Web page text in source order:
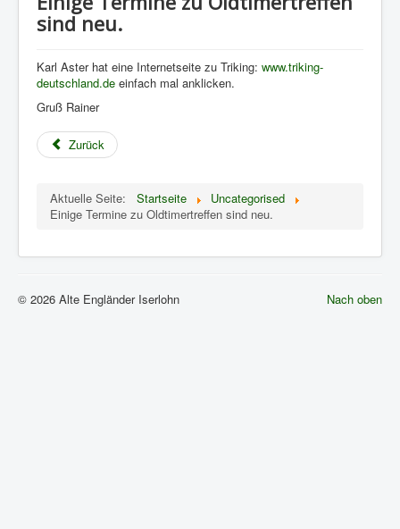
sind neu.
Karl Aster hat eine Internetseite zu Triking: www.triking-
deutschland.de einfach mal anklicken.
Gruß Rainer
Zurück
Aktuelle Seite: Startseite
Uncategorised
Einige Termine zu Oldtimertreffen sind neu.
Nach oben
© 2026 Alte Engländer Iserlohn